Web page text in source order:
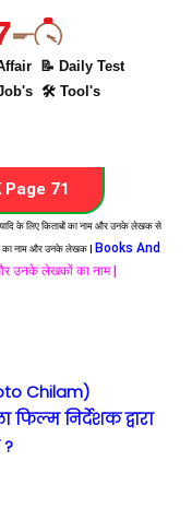
📝 Daily Test
🛠 Tool's
71
के लिए किताबों का नाम और उनके लेखक से
का नाम और उनके लेखक |
Books And
उनके लेखकों का नाम |
Chilam)
निर्देशक द्वारा